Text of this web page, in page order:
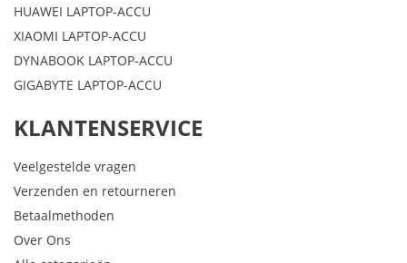
HUAWEI LAPTOP-ACCU
XIAOMI LAPTOP-ACCU
DYNABOOK LAPTOP-ACCU
GIGABYTE LAPTOP-ACCU
KLANTENSERVICE
Veelgestelde vragen
Verzenden en retourneren
Betaalmethoden
Over Ons